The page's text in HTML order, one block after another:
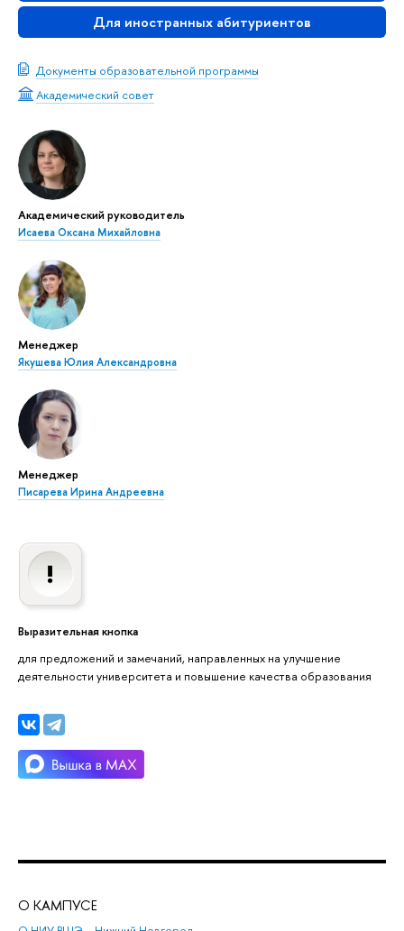
Для иностранных абитуриентов
Документы образовательной программы
Академический совет
Академический руководитель
Исаева Оксана Михайловна
Менеджер
Якушева Юлия Александровна
Менеджер
Писарева Ирина Андреевна
Выразительная кнопка
для предложений и замечаний, направленных на улучшение
деятельности университета и повышение качества образования
О КАМПУСЕ